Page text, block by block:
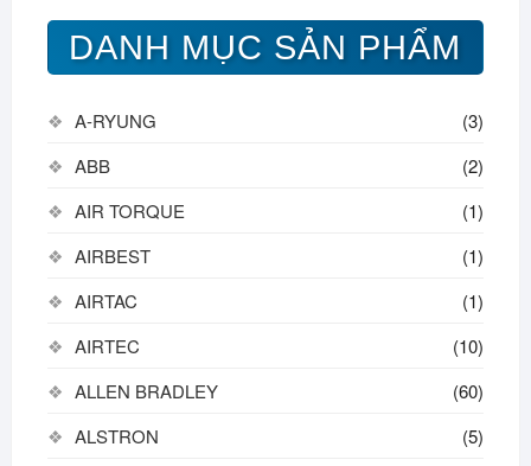
DANH MỤC SẢN PHẨM
A-RYUNG
(3)
ABB
(2)
AIR TORQUE
(1)
AIRBEST
(1)
AIRTAC
(1)
AIRTEC
(10)
ALLEN BRADLEY
(60)
ALSTRON
(5)